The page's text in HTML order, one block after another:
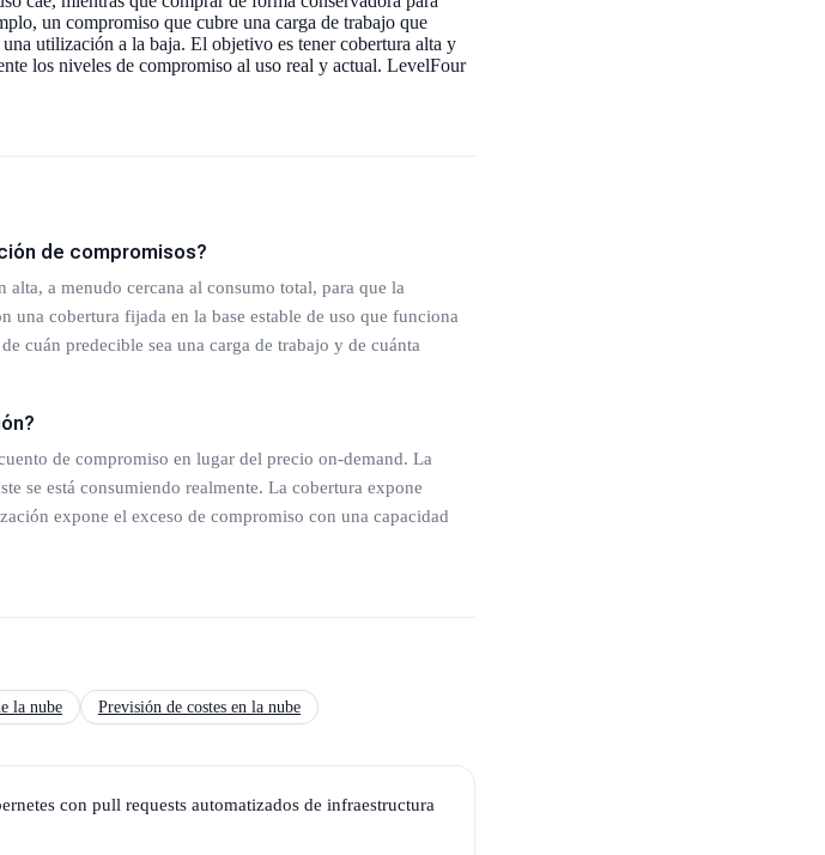
un compromiso que cubre una carga de trabajo que
utilización a la baja. El objetivo es tener cobertura alta y
los niveles de compromiso al uso real y actual. LevelFour
de compromisos?
a menudo cercana al consumo total, para que la
una cobertura fijada en la base estable de uso que funciona
cuán predecible sea una carga de trabajo y de cuánta
de compromiso en lugar del precio on-demand. La
se está consumiendo realmente. La cobertura expone
expone el exceso de compromiso con una capacidad
la nube Previsión de costes en la nube
con pull requests automatizados de infraestructura